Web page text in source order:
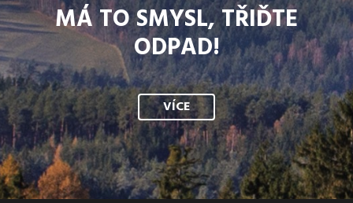
MÁ TO SMYSL, TŘIĎTE
ODPAD!
VÍCE